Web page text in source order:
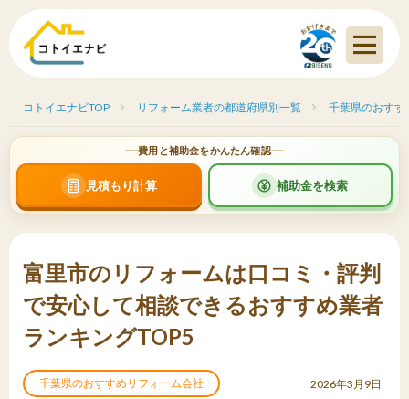
コトイエナビTOP リフォーム業者の都道府県別一覧 千葉県のおす
費用と補助金をかんたん確認
見積もり計算 補助金を検索
富里市のリフォームは口コミ・評判
で安心して相談できるおすすめ業者
ランキングTOP5
千葉県のおすすめリフォーム会社 2026年3月9日